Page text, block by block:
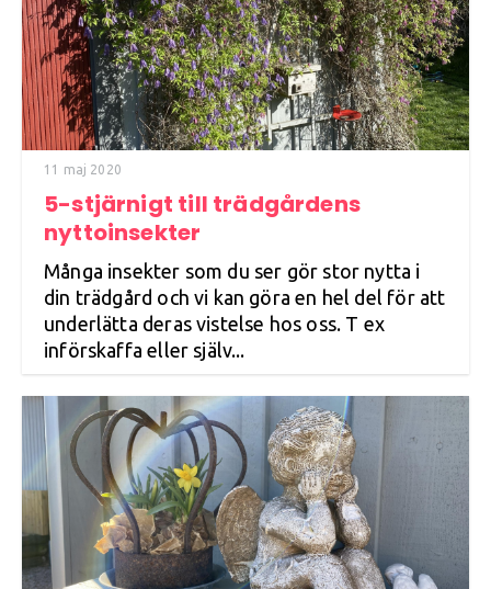
11 maj 2020
5-stjärnigt till trädgårdens
nyttoinsekter
Många insekter som du ser gör stor nytta i
din trädgård och vi kan göra en hel del för att
underlätta deras vistelse hos oss. T ex
införskaffa eller själv...